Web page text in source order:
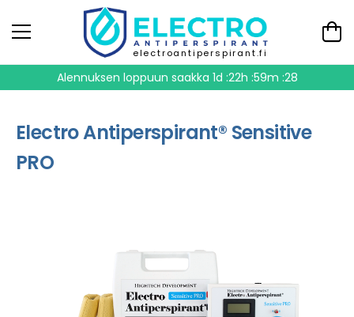
electroantiperspirant.fi
Alennuksen loppuun saakka 1d :22h :59m :28
Electro Antiperspirant® Sensitive
PRO